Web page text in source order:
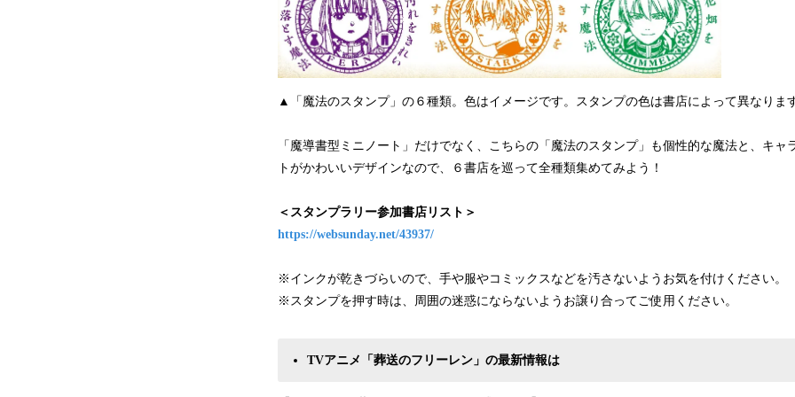
▲「魔法のスタンプ」の６種類。色はイメージです。スタンプの色は書店によって異なります
「魔導書型ミニノート」だけでなく、こちらの「魔法のスタンプ」も個性的な魔法と、キャ
トがかわいいデザインなので、６書店を巡って全種類集めてみよう！
＜スタンプラリー参加書店リスト＞
https://websunday.net/43937/
※インクが乾きづらいので、手や服やコミックスなどを汚さないようお気を付けください。
※スタンプを押す時は、周囲の迷惑にならないようお譲り合ってご使用ください。
TVアニメ「葬送のフリーレン」の最新情報は